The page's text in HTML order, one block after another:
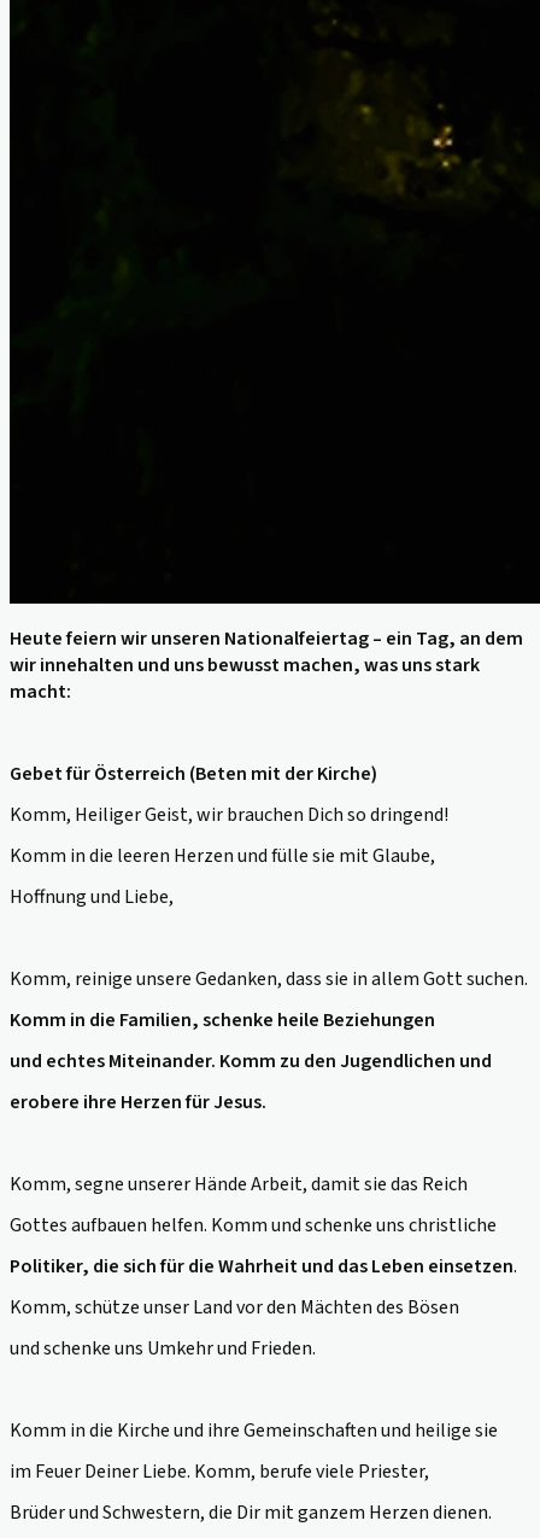
Heute feiern wir unseren Nationalfeiertag – ein Tag, an dem
wir innehalten und unsbewusst machen, was uns stark
macht:
Gebet für Österreich (Beten mit der Kirche)
Komm, Heiliger Geist, wir brauchen Dich so dringend!
Komm in die leeren Herzen und fülle sie mit Glaube,
Hoffnung und Liebe,
Komm, reinige unsere Gedanken, dass sie in allem Gott suchen.
Komm in die Familien, schenke heile Beziehungen
und echtes Miteinander. Komm zu den Jugendlichen und
erobere ihre Herzen für Jesus.
Komm, segne unserer Hände Arbeit, damit sie das Reich
Gottes aufbauen helfen. Komm und schenke uns christliche
Politiker, die sich für die Wahrheit und das Leben einsetzen.
Komm, schütze unser Land vor den Mächten des Bösen
und schenke uns Umkehr und Frieden.
Komm in die Kirche und ihre Gemeinschaften und heilige sie
im Feuer Deiner Liebe. Komm, berufe viele Priester,
Brüder und Schwestern, die Dir mit ganzem Herzen dienen.